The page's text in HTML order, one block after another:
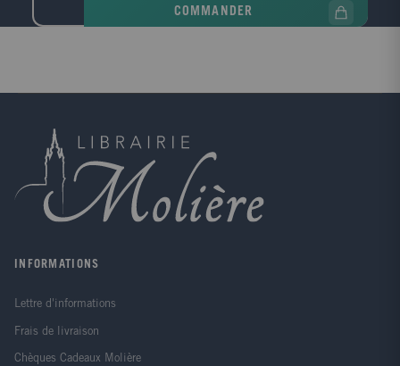
Light de l'Indienne Payal Kapadia. Des entretiens
lumière, matière première du cinéma), un défi
technique (l'image sous-exposée), et un temps
quasiment magique (ce qui se passe quand tout le
monde dort).À la variété des critiques des sorties et
ressorties d'octobre ainsi que d??uvres de
plateformes, de découvertes faites dans de nombreux
candidats à la présidence américaine en lice, Donald
nommé, The Apprentice.
COMMANDER
INFORMATIONS
Lettre d'informations
Frais de livraison
Chèques Cadeaux Molière